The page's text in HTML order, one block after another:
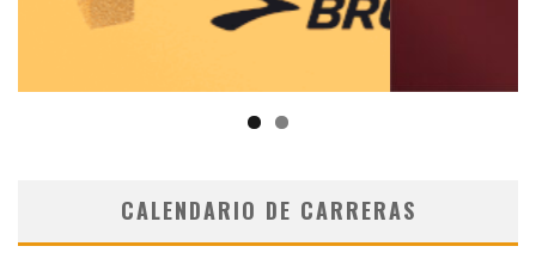
CALENDARIO DE CARRERAS